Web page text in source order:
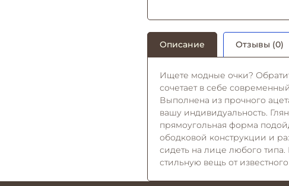
Описание Отзывы (0)
Ищете модные очки?
сочетает в себе
Выполнена из прочного
вашу индивидуальность.
прямоугольная форма
ободковой конструкции и
сидеть на лице любого
стильную вещь от